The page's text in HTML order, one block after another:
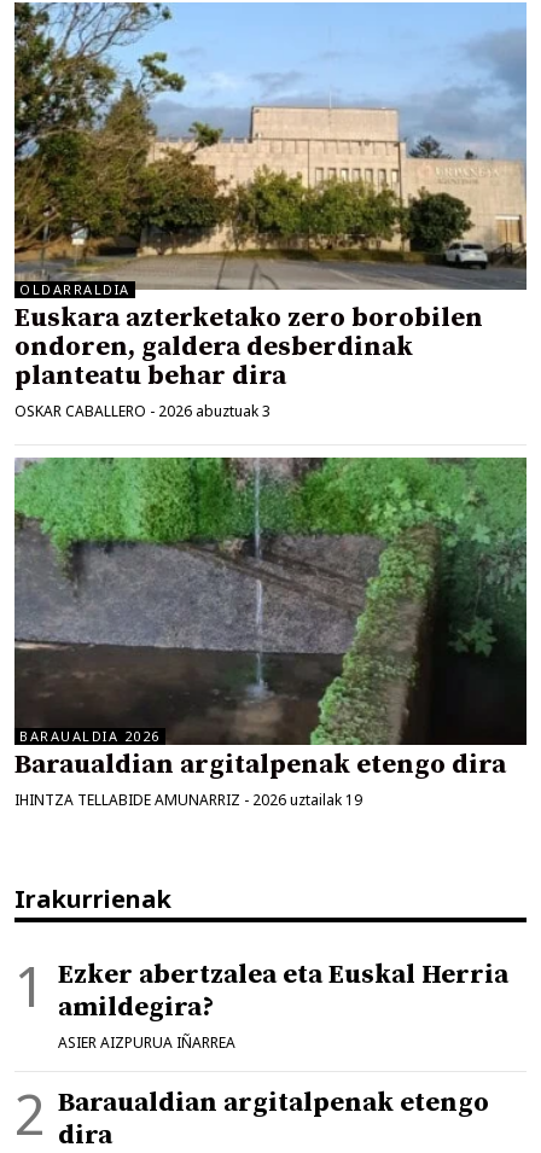
OLDARRALDIA
Euskara azterketako zero borobilen
ondoren, galdera desberdinak
planteatu behar dira
OSKAR CABALLERO - 2026 abuztuak 3
BARAUALDIA 2026
Baraualdian argitalpenak etengo dira
IHINTZA TELLABIDE AMUNARRIZ - 2026 uztailak 19
Irakurrienak
Ezker abertzalea eta Euskal Herria
amildegira?
ASIER AIZPURUA IÑARREA
Baraualdian argitalpenak etengo
dira